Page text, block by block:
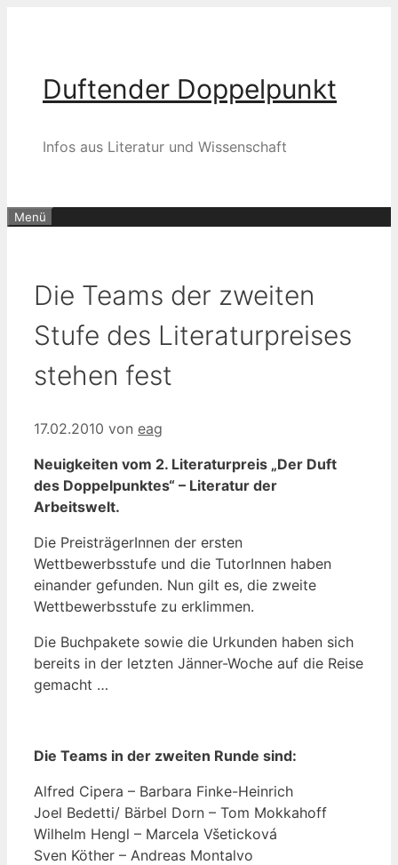
Duftender Doppelpunkt
Infos aus Literatur und Wissenschaft
Menü
Die Teams der zweiten
Stufe des Literaturpreises
stehen fest
17.02.2010 von eag
Neuigkeiten vom 2. Literaturpreis „Der Duft
des Doppelpunktes“ – Literatur der
Arbeitswelt.
Die PreisträgerInnen der ersten
Wettbewerbsstufe und die TutorInnen haben
einander gefunden. Nun gilt es, die zweite
Wettbewerbsstufe zu erklimmen.
Die Buchpakete sowie die Urkunden haben sich
bereits in der letzten Jänner-Woche auf die Reise
gemacht …
Die Teams in der zweiten Runde sind:
Alfred Cipera – Barbara Finke-Heinrich
Joel Bedetti/ Bärbel Dorn – Tom Mokkahoff
Wilhelm Hengl – Marcela Všeticková
Sven Köther – Andreas Montalvo